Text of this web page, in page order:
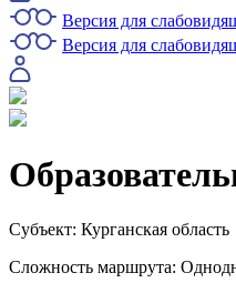
Версия для
Версия для
Субъект: Курганская область
Сложность маршрута: